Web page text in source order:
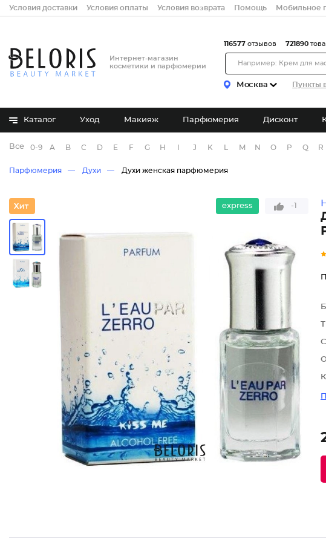
Условия доставки Условия оплаты Условия возврата Помощь Мобильное
Интернет-магазин
косметики и парфюмерии
Москва Пункты
116577 отзывов 721890
Каталог Уход Макияж Парфюмерия Дисконт
Все бренды
0-9 A B C D E F G H J K M N O P Q R
Парфюмерия Духи Духи женская парфюмерия
express -1